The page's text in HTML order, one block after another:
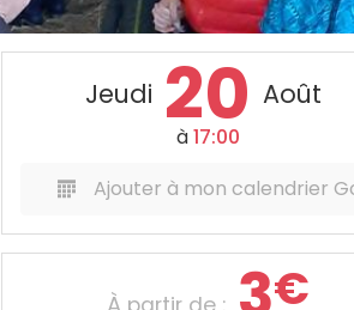
Jeudi 20 Août
à17:00
Ajouter à mon calendrier
€